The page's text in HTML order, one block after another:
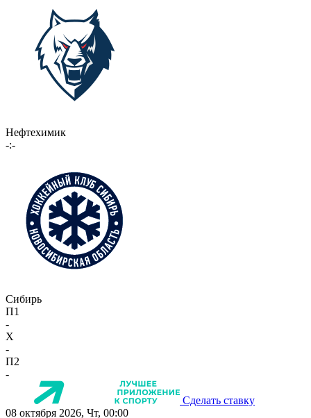
Нефтехимик
-:-
Сибирь
П1
-
X
-
П2
-
Сделать ставку
08 октября 2026, Чт, 00:00